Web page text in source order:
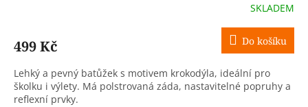
SKLADEM
499 Kč Do košíku
Lehký a pevný batůžek s motivem krokodýla, ideální pro
školku i výlety. Má polstrovaná záda, nastavitelné popruhy a
reflexní prvky.